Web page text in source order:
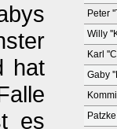
hat
es
Peter
Willy
Karl
Gaby
Patzke